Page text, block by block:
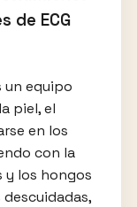
de ECG
un equipo
piel, el
en los
con la
y los hongos